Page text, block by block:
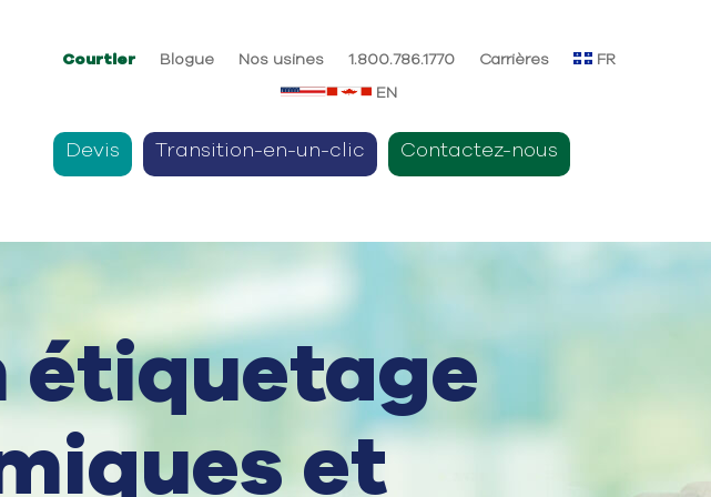
Courtier Blogue Nos usines 1.800.786.1770 Carrières FR
EN
Devis Transition-en-un-clic Contactez-nous
étiquetage
et